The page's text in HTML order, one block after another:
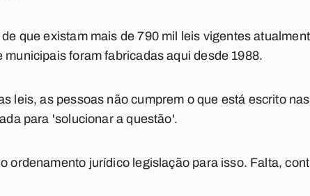
que existam mais de 790 mil leis vigentes
foram fabricadas aqui desde 1988.
leis, as pessoas não cumprem o que está escrito
para 'solucionar a questão'.
ordenamento jurídico legislação para isso. Falta,